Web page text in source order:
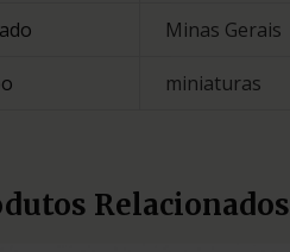
Minas Gerais
miniaturas
Relacionados